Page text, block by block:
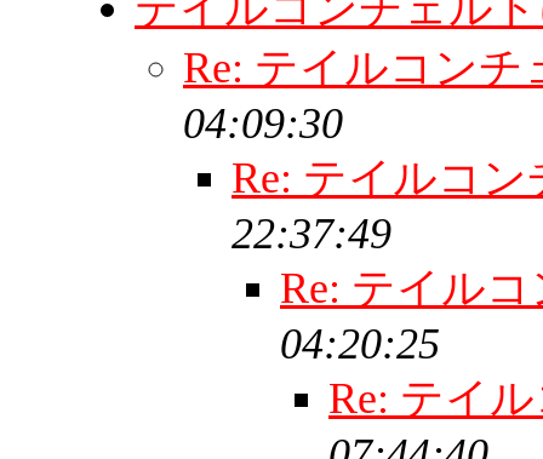
Re: テイルコン
04:09:30
Re: テイルコ
22:37:49
Re: テイル
04:20:25
Re: テイ